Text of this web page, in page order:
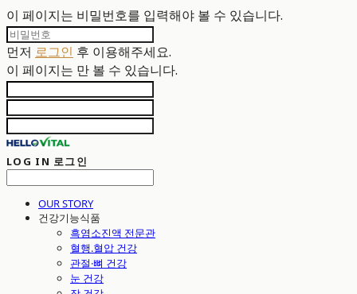
이 페이지는 비밀번호를 입력해야 볼 수 있습니다.
먼저 로그인 후 이용해주세요.
이 페이지는 만 볼 수 있습니다.
LOG IN 로그인
OUR STORY
건강기능식품
흑염소진액 전문관
혈행.혈압 건강
관절·뼈 건강
눈 건강